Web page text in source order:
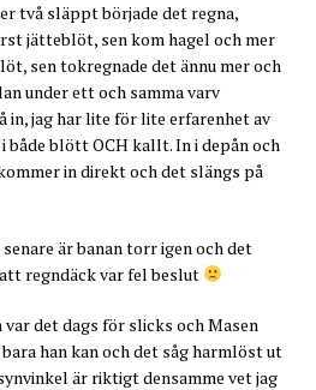
två släppt började det regna,
jätteblöt, sen kom hagel och mer
sen tokregnade det ännu mer och
under ett och samma varv
in, jag har lite för lite erfarenhet av
blött OCH kallt. In i depån och
in direkt och det slängs på
är banan torr igen och det
regndäck var fel beslut
var det dags för slicks och Masen
han kan och det såg harmlöst ut
är riktigt densamme vet jag